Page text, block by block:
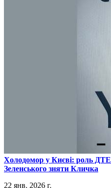
​Холодомор у Києві: роль
Зеленського зняти Кличка
22 янв. 2026 г.